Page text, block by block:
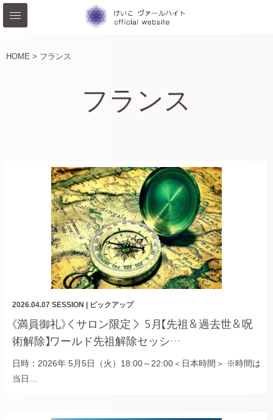
HOME > フランス
フランス
2026.04.07 SESSION ピックアップ
《満員御礼》＜サロン限定＞ 5月【先祖＆過去世＆呪
術解除】ワールド先祖解除セッシ…
日時：2026年 5月5日（火）18:00～22:00＜日本時間＞ ※時間は
当日…